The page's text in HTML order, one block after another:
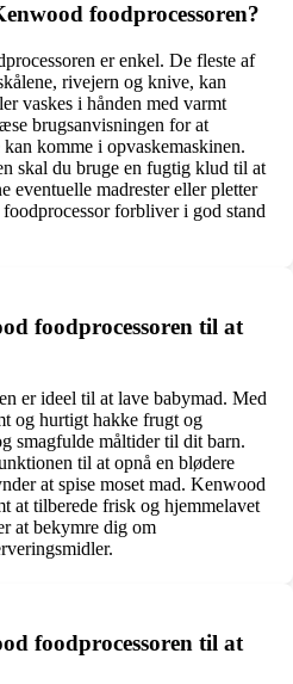
foodprocessoren?
er enkel. De fleste af
rivejern og knive, kan
vaskes i hånden med varmt
brugsanvisningen for at
komme i opvaskemaskinen.
skal du bruge en fugtig klud til at
eventuelle madrester eller pletter
forbliver i god stand
foodprocessoren til at
er ideel til at lave babymad. Med
og hurtigt hakke frugt og
smagfulde måltider til dit barn.
til at opnå en blødere
at spise moset mad. Kenwood
at tilberede frisk og hjemmelavet
at bekymre dig om
foodprocessoren til at